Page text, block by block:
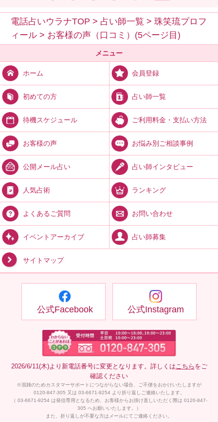
電話占いウラナTOP > 占い師一覧 >珠笑琉プロフ
ィール > お客様の声（口コミ）(5ページ目)
メニュー
ホーム 会員登録
初めての方 占い師一覧
待機スケジュール ご利用料金・支払い方法
お客様の声 お悩み別ご相談事例
公開メール占い 占い師インタビュー
人気占術 ランキング
よくあるご質問 お問い合わせ
イベントアーカイブ 占い師募集
サイトマップ
公式Facebook 公式Instagram
2026/6/11(木)より新電話番号に変更となります。詳しくは こちら をご
確認ください
※混雑のためカスタマーサポートにつながらない場合、ご不便をおかけいたしますが
0120-847-305 又は 03-6671-9254 より折り返しご連絡いたします。
（ 03-6671-9254 は発信専用となるため、お客様からお掛け直しいただく際は 0120-847-
305 へお願いいたします。）
また、折り返しが不要な方はメールにてご連絡ください。